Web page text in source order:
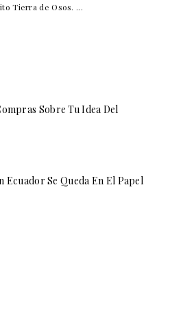
Tierra de Osos. ...
Sobre Tu Idea Del
Ecuador Se Queda En El Papel